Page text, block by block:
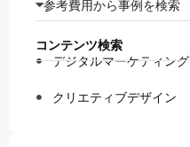
参考費用から事例を検索
コンテンツ検索
デジタルマーケティング
クリエティブデザイン